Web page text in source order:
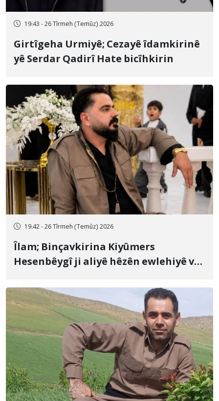
19:43 - 26 Tîrmeh (Temûz) 2026
Girtîgeha Urmiyê; Cezayê îdamkirinê
yê Serdar Qadirî Hate bicîhkirin
19:42 - 26 Tîrmeh (Temûz) 2026
Îlam; Binçavkirina Kiyûmers
Hesenbêygî ji aliyê hêzên ewlehiyê ve